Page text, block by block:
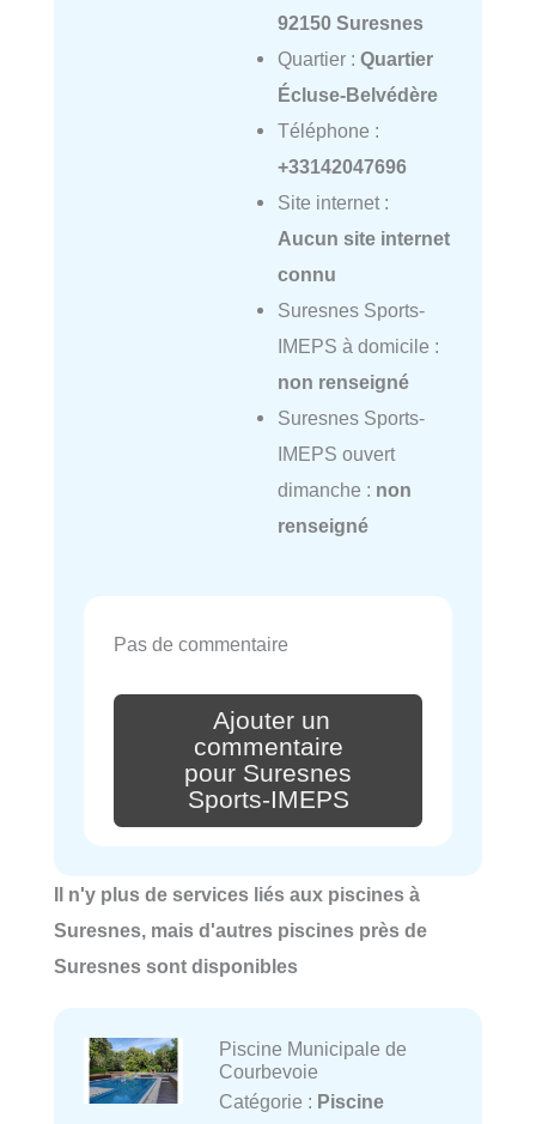
92150 Suresnes
Quartier : Quartier
Écluse-Belvédère
Téléphone :
+33142047696
Site internet :
Aucun site internet
connu
Suresnes Sports-
IMEPS à domicile :
non renseigné
Suresnes Sports-
IMEPS ouvert
dimanche : non
renseigné
Pas de commentaire
Ajouter un
commentaire
pour Suresnes
Sports-IMEPS
Il n'y plus de services liés aux piscines à
Suresnes, mais d'autres piscines près de
Suresnes sont disponibles
Piscine Municipale de
Courbevoie
Catégorie : Piscine